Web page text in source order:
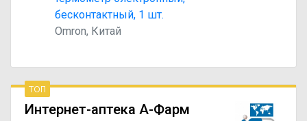
бесконтактный, 1 шт.
Omron, Китай
топ
Интернет-аптека А-Фарм